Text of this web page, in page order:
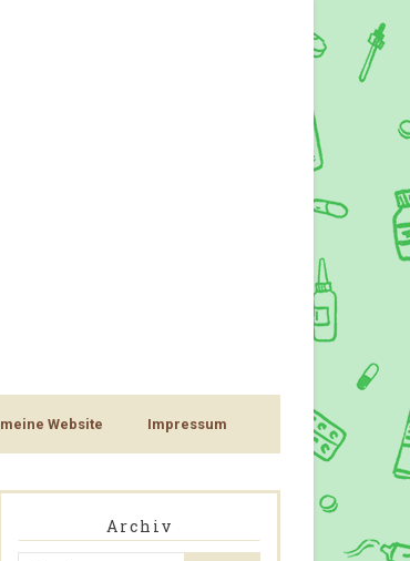
Website Impressum
Archiv